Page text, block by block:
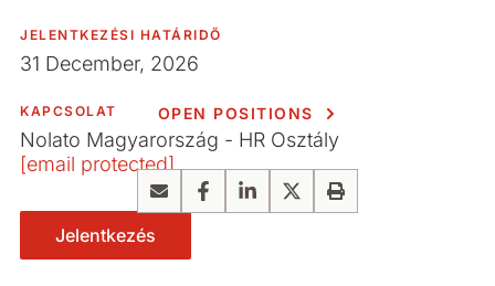
JELENTKEZÉSI HATÁRIDŐ
31 December, 2026
KAPCSOLAT
Nolato Magyarország - HR Osztály
[email protected]
Jelentkezés
OPEN POSITIONS
EmailFacebookLinkedIn
X Print